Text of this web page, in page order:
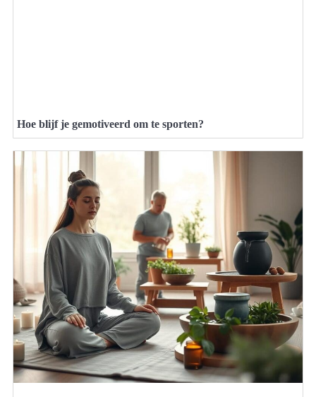
Hoe blijf je gemotiveerd om te sporten?